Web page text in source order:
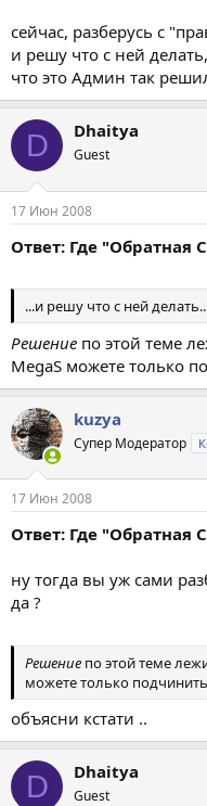
сейчас, разберусь с
и решу что с ней
что это Админ так
D Dhaitya
Guest
17 Июн 2008
Ответ: Где "Обратная
...и решу что с ней
Решение по этой теме
MegaS можете только
kuzya
Супер Модератор
17 Июн 2008
Ответ: Где "Обратная
ну тогда вы уж сами
да ?
Решение по этой теме
можете только
объясни кстати ..
D Dhaitya
Guest